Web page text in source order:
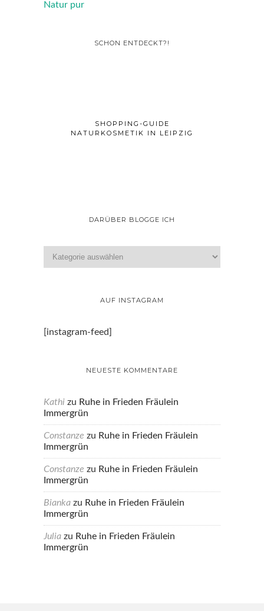
SCHON ENTDECKT?!
SHOPPING-GUIDE
NATURKOSMETIK IN LEIPZIG
DARÜBER BLOGGE ICH
AUF INSTAGRAM
[instagram-feed]
NEUESTE KOMMENTARE
Kathi zu Ruhe in Frieden Fräulein
Immergrün
Constanze zu Ruhe in Frieden Fräulein
Immergrün
Constanze zu Ruhe in Frieden Fräulein
Immergrün
Bianka zu Ruhe in Frieden Fräulein
Immergrün
Julia zu Ruhe in Frieden Fräulein
Immergrün